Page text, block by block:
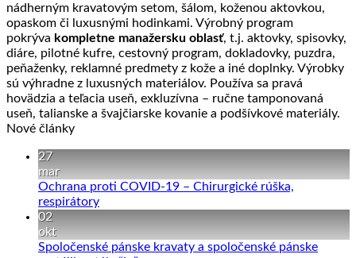
nádherným kravatovým setom, šálom, koženou aktovkou,
opaskom či luxusnými hodinkami. Výrobný program
pokrýva kompletne manažersku oblasť, t.j. aktovky, spisovky,
diáre, pilotné kufre, cestovný program, dokladovky, puzdra,
peňaženky, reklamné predmety z kože a iné doplnky. Výrobky
sú výhradne z luxusných materiálov. Používa sa pravá
hovädzia a teľacia useň, exkluzívna – ručne tamponovaná
useň, talianske a švajčiarske kovanie a podšívkové materiály.
Nové články
27
mar
Ochrana proti COVID-19 – Chirurgické rúška,
respirátoryŽiadne
Ochrana
02
okt
Spoločenské pánske kravaty a spoločenské pánske